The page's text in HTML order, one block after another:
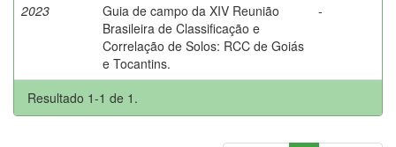
2023
Guia de campo da XIV Reunião
Brasileira de Classificação e
Correlação de Solos: RCC de Goiás
e Tocantins.
-
Resultado 1-1 de 1.